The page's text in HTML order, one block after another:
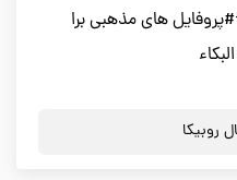
های مذهبی برا
روبیکا